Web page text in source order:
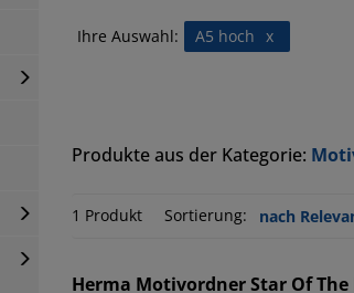
Ihre Auswahl: x
A5 hoch
Produkte aus der Kategorie:
1 Produkt Sortierung:
Herma Motivordner Star Of